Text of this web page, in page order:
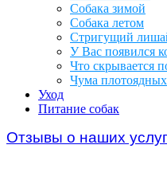
Собака зимой
Собака летом
Стригущий
У Вас появился
Что
Чума плотоядных
Уход
Питание собак
Отзывы о наших